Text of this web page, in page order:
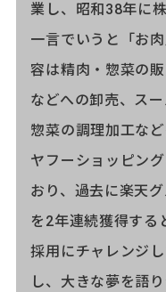
業し、昭和38年に
一言でいうと「お
容は精肉・惣菜の
などへの卸売、ス
惣菜の調理加工な
ヤフーショッピン
おり、過去に楽天
を2年連続獲得する
採用にチャレンジ
し、大きな夢を語